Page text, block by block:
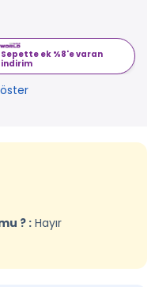
Sepette ek %8'e varan
indirim
? : Hayır